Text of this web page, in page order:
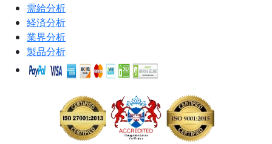
需給分析
経済分析
業界分析
製品分析